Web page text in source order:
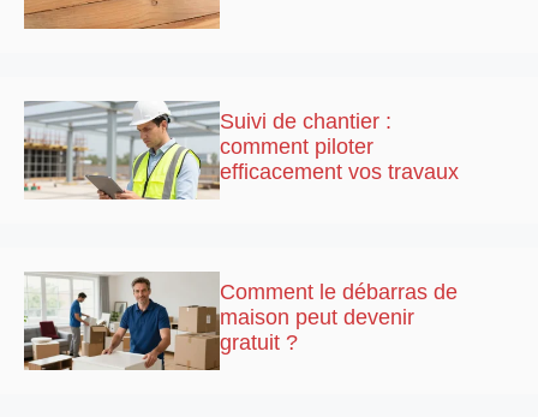
Suivi de chantier :
comment piloter
efficacement vos travaux
Comment le débarras de
maison peut devenir
gratuit ?